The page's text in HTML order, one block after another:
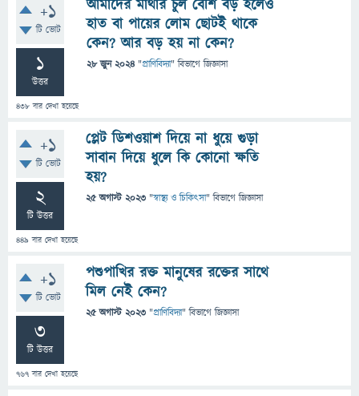
+1
টি ভোট
1
উত্তর
438 বার দেখা হয়েছে
আমাদের মাথার চুল বেশি বড় হলেও
হাত বা পায়ের লোম ছোটই থাকে
কেন? আর বড় হয় না কেন?
28 জুন 2024 "প্রাণিবিদ্যা" বিভাগে জিজ্ঞাসা
+1
টি ভোট
2
টি উত্তর
449 বার দেখা হয়েছে
প্লেট ডিশওয়াশ দিয়ে না ধুয়ে গুড়া
সাবান দিয়ে ধুলে কি কোনো ক্ষতি
হয়?
25 অগাস্ট 2023 "স্বাস্থ্য ও চিকিৎসা" বিভাগে জিজ্ঞাসা
+1
টি ভোট
3
টি উত্তর
767 বার দেখা হয়েছে
পশুপাখির রক্ত মানুষের রক্তের সাথে
মিল নেই কেন?
25 অগাস্ট 2023 "প্রাণিবিদ্যা" বিভাগে জিজ্ঞাসা